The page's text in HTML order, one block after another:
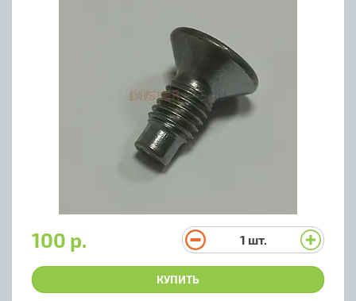
100 р. 1 шт.
КУПИТЬ